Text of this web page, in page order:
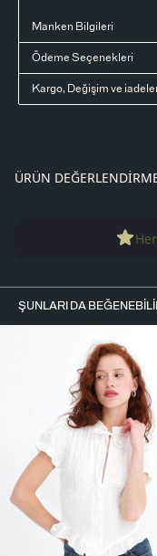
Manken Bilgileri
Ödeme Seçenekleri
Kargo, Değişim ve
ÜRÜN
ŞUNLARI DA